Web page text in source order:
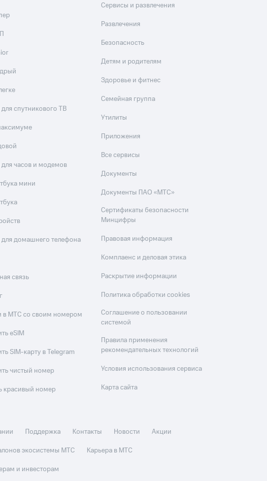
спутникового ТВ
часов и модемов
мини
домашнего телефона
связь
в МТС со своим номером
eSIM
SIM-карту в Telegram
чистый номер
красивый номер
Сервисы и развлечения
Развлечения
Безопасность
Детям и родителям
Здоровье и фитнес
Семейная группа
Утилиты
Приложения
Все сервисы
Документы
Документы ПАО «МТС»
Сертификаты безопасности
Минцифры
Правовая информация
Комплаенс и деловая этика
Раскрытие информации
Политика обработки cookies
Соглашение о пользовании
системой
Правила применения
рекомендательных технологий
Условия использования сервиса
Карта сайта
Поддержка Контакты Новости
Акции
экосистемы МТС
Карьера в МТС
и инвесторам